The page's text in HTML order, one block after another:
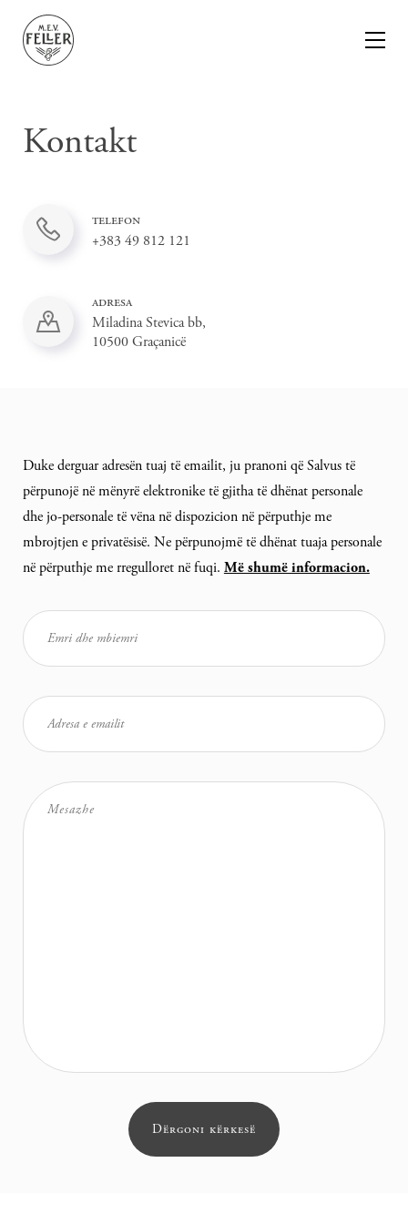
Kontakt
telefon
+383 49 812 121
adresa
Miladina Stevica bb,
10500 Graçanicë
Duke derguar adresën tuaj të emailit, ju pranoni që Salvus të
përpunojë në mënyrë elektronike të gjitha të dhënat personale
dhe jo-personale të vëna në dispozicion në përputhje me
mbrojtjen e privatësisë. Ne përpunojmë të dhënat tuaja personale
në përputhje me rregulloret në fuqi. Më shumë informacion.
Dërgoni kërkesë